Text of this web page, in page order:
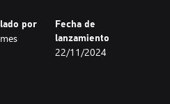
por
Fecha de
lanzamiento
22/11/2024